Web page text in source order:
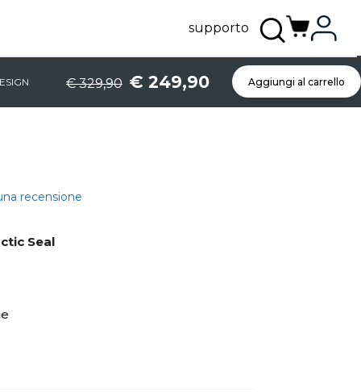
supporto
€ 329,90 € 249,90 Aggiungi al carrello
recensione
Seal